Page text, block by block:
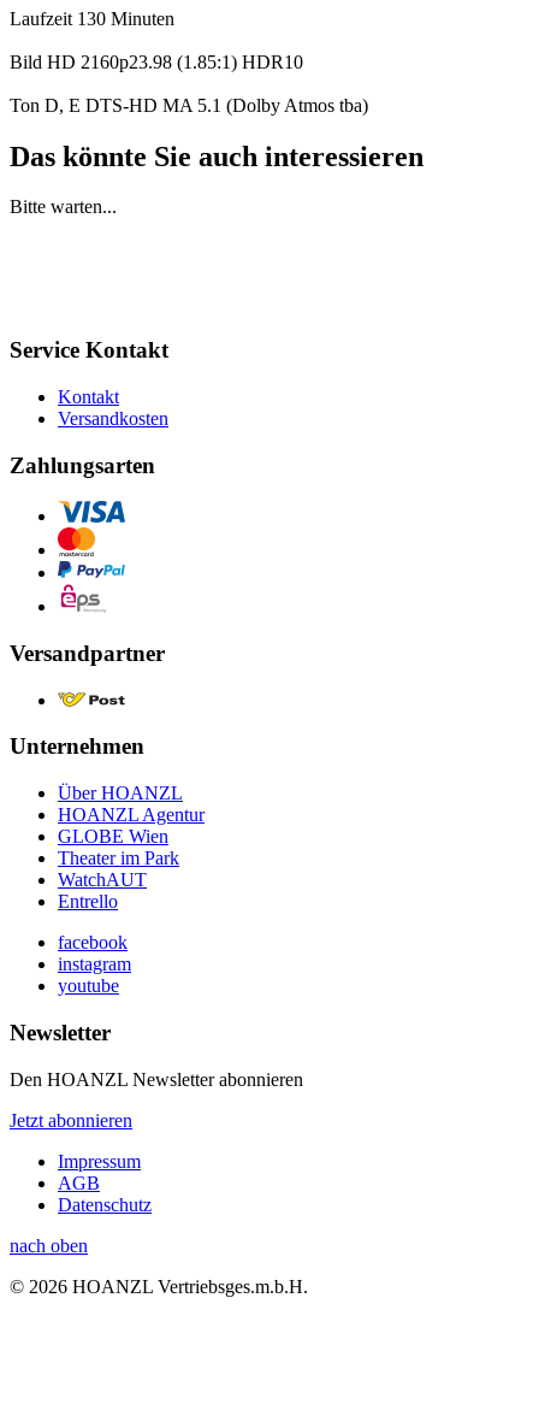
Laufzeit 130 Minuten
Bild HD 2160p23.98 (1.85:1) HDR10
Ton D, E DTS-HD MA 5.1 (Dolby Atmos tba)
Das könnte Sie auch interessieren
Bitte warten...
Service Kontakt
Kontakt
Versandkosten
Zahlungsarten
Versandpartner
Unternehmen
Über HOANZL
HOANZL Agentur
GLOBE Wien
Theater im Park
WatchAUT
Entrello
facebook
instagram
youtube
Newsletter
Den HOANZL Newsletter abonnieren
Jetzt abonnieren
Impressum
AGB
Datenschutz
nach oben
© 2026 HOANZL Vertriebsges.m.b.H.